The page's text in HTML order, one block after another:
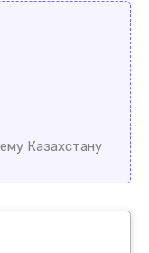
Казахстану